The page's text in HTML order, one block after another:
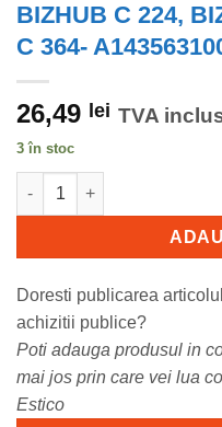
BIZHUB C 224,
C 364-
26,49 lei TVA
3 în stoc
Cantitate A143563100
Doresti publicarea
achizitii publice?
Poti adauga produsul in
mai jos prin care vei lua
Estico